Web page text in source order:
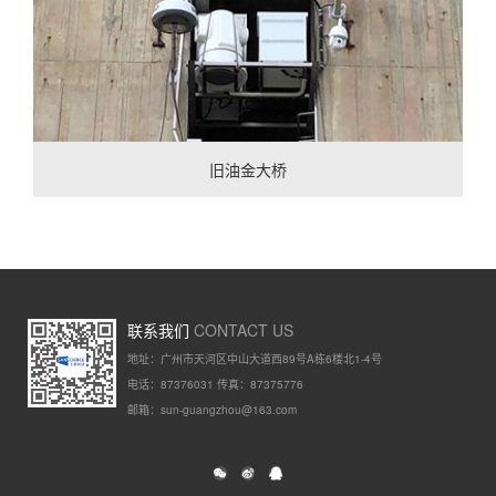
旧油金大桥
联系我们 CONTACT US
地址：广州市天河区中山大道西89号A栋6楼北1-4号
电话：87376031 传真：87375776
邮箱：sun-guangzhou@163.com